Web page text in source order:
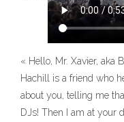
« Hello, Mr. Xavier, aka
Hachill is a friend who
about you, telling me
DJs! Then I am at your